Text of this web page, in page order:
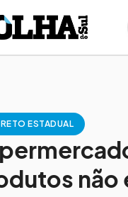
ESTADUAL
não